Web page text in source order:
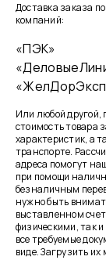
Доставка заказа
компаний:
«ПЭК»
Или любой другой,
стоимость товара
характеристик, а
транспорте.
адреса помогут
при помощи
безналичным
нужно быть
выставленном
физическими, так
все требуемые
виде. Загрузить